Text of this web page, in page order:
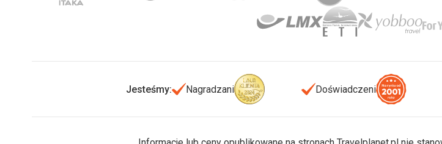
Jesteśmy: Nagradzani Doświadczeni